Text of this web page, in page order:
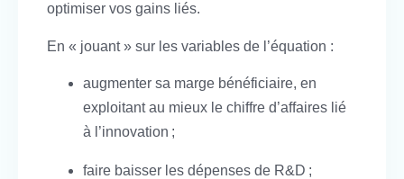
optimiser vos gains liés.
En « jouant » sur les variables de l’équation :
augmenter sa marge bénéficiaire, en
exploitant au mieux le chiffre d’affaires lié
à l’innovation ;
faire baisser les dépenses de R&D ;